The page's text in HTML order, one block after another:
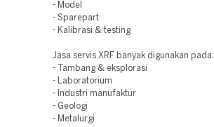
- Model
- Sparepart
- Kalibrasi & testing
Jasa servis XRF banyak digunakan pada:
- Tambang & eksplorasi
- Laboratorium
- Industri manufaktur
- Geologi
- Metalurgi